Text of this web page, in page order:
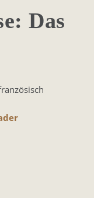
Das